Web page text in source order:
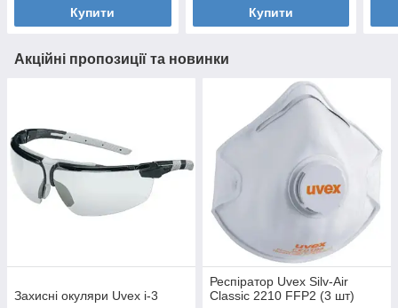
Купити Купити
Акційні пропозиції та новинки
Захисні окуляри Uvex i-3
Респіратор Uvex Silv-Air
Classic 2210 FFP2 (3 шт)